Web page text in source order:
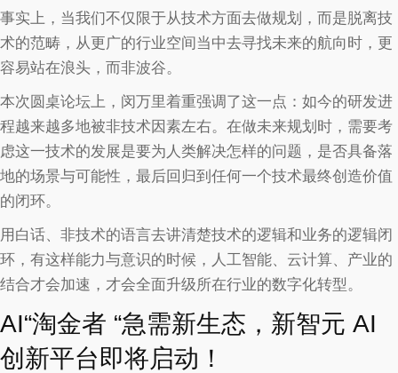
事实上，当我们不仅限于从技术方面去做规划，而是脱离技
术的范畴，从更广的行业空间当中去寻找未来的航向时，更
容易站在浪头，而非波谷。
本次圆桌论坛上，闵万里着重强调了这一点：如今的研发进
程越来越多地被非技术因素左右。在做未来规划时，需要考
虑这一技术的发展是要为人类解决怎样的问题，是否具备落
地的场景与可能性，最后回归到任何一个技术最终创造价值
的闭环。
用白话、非技术的语言去讲清楚技术的逻辑和业务的逻辑闭
环，有这样能力与意识的时候，人工智能、云计算、产业的
结合才会加速，才会全面升级所在行业的数字化转型。
AI“淘金者 “急需新生态，新智元 AI
创新平台即将启动！